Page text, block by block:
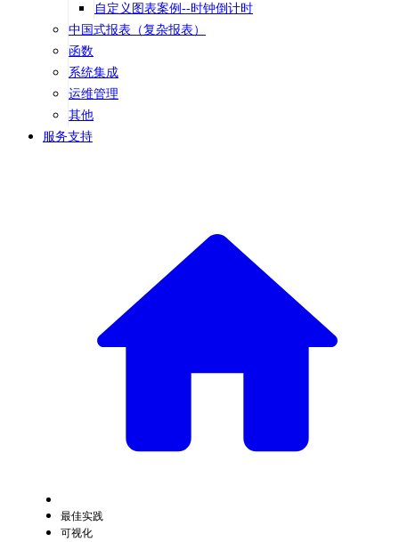
自定义图表案例--时钟倒计时
中国式报表（复杂报表）
函数
系统集成
运维管理
其他
服务支持
最佳实践
可视化